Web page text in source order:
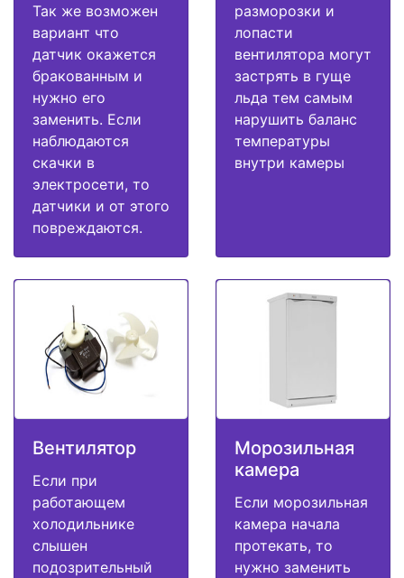
Так же возможен
вариант что
датчик окажется
бракованным и
нужно его
заменить. Если
наблюдаются
скачки в
электросети, то
датчики и от этого
повреждаются.
разморозки и
лопасти
вентилятора могут
застрять в гуще
льда тем самым
нарушить баланс
температуры
внутри камеры
Вентилятор
Если при
работающем
холодильнике
слышен
подозрительный
Морозильная
камера
Если морозильная
камера начала
протекать, то
нужно заменить